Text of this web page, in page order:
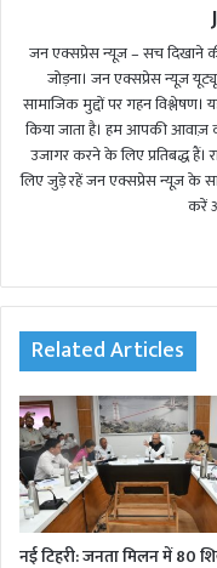
जन एक्सप्रेस न्यूज़ – सच दिखाने
जोड़ना। जन एक्सप्रेस न्यूज़
सामाजिक मुद्दों पर गहन विश्लेषण।
किया जाता है। हम आपकी
उजागर करने के लिए प्रतिबद्ध हैं।
लिए जुड़े रहें जन एक्सप्रेस न्यूज़ के
करें
Related Articles
नई टिहरी: जनता मिलन में 80